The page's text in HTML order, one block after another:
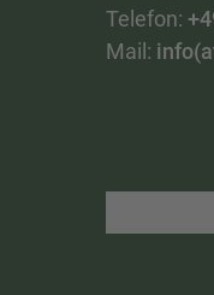
Telefon:
Mail: